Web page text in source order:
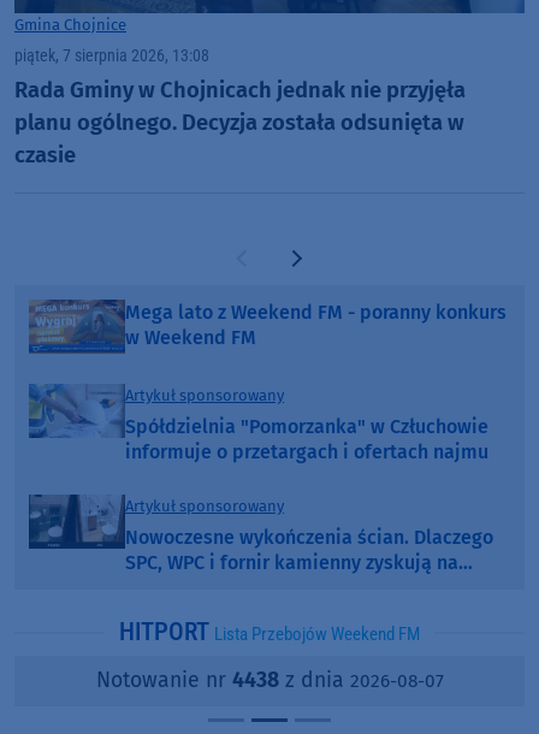
Gmina Chojnice
piątek, 7 sierpnia 2026, 13:08
Rada Gminy w Chojnicach jednak nie przyjęła
planu ogólnego. Decyzja została odsunięta w
czasie
Poprzednia strona
Następna strona
Mega lato z Weekend FM - poranny konkurs
w Weekend FM
Artykuł sponsorowany
Spółdzielnia "Pomorzanka" w Człuchowie
informuje o przetargach i ofertach najmu
Artykuł sponsorowany
Nowoczesne wykończenia ścian. Dlaczego
SPC, WPC i fornir kamienny zyskują na
HITPORT Lista Przebojów Weekend FM
Notowanie nr 4438z dnia 2026-08-07